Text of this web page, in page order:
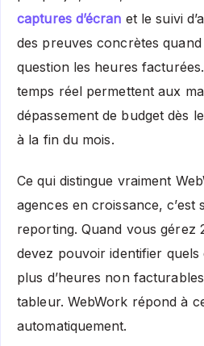
captures d’écran et le suivi
des preuves concrètes
question les heures
temps réel permettent aux
dépassement de budget dès
à la fin du mois.
Ce qui distingue vraiment
agences en croissance, c’est
reporting. Quand vous gérez
devez pouvoir identifier
plus d’heures non
tableur. WebWork répond à
automatiquement.